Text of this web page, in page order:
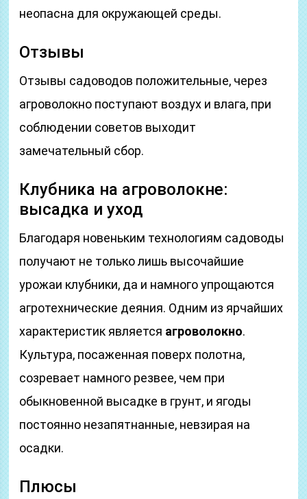
неопасна для окружающей среды.
Отзывы
Отзывы садоводов положительные, через
агроволокно поступают воздух и влага, при
соблюдении советов выходит
замечательный сбор.
Клубника на агроволокне:
высадка и уход
Благодаря новеньким технологиям садоводы
получают не только лишь высочайшие
урожаи клубники, да и намного упрощаются
агротехнические деяния. Одним из ярчайших
характеристик является агроволокно.
Культура, посаженная поверх полотна,
созревает намного резвее, чем при
обыкновенной высадке в грунт, и ягоды
постоянно незапятнанные, невзирая на
осадки.
Плюсы